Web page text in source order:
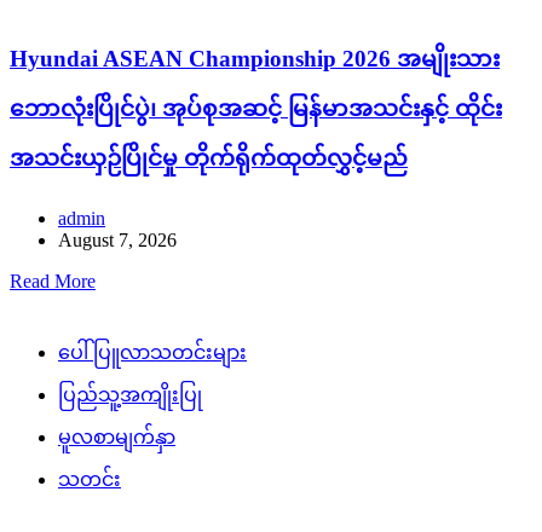
Hyundai ASEAN Championship 2026 အမျိုးသား
ဘောလုံးပြိုင်ပွဲ၊ အုပ်စုအဆင့် မြန်မာအသင်းနှင့် ထိုင်း
အသင်းယှဉ်ပြိုင်မှု တိုက်ရိုက်ထုတ်လွှင့်မည်
admin
August 7, 2026
Read More
ပေါ်ပြူလာသတင်းများ
ပြည်သူ့အကျိုးပြု
မူလစာမျက်နှာ
သတင်း